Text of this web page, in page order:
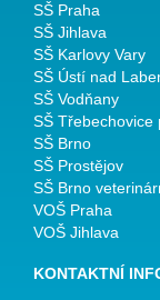
SŠ Praha
SŠ Jihlava
SŠ Karlovy Vary
SŠ Ústí nad
SŠ Vodňany
SŠ Třebechovice
SŠ Brno
SŠ Prostějov
SŠ Brno
VOŠ Praha
VOŠ Jihlava
KONTAKTNÍ